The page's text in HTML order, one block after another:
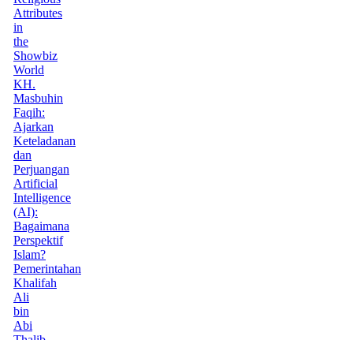
Attributes
in
the
Showbiz
World
KH.
Masbuhin
Faqih:
Ajarkan
Keteladanan
dan
Perjuangan
Artificial
Intelligence
(AI):
Bagaimana
Perspektif
Islam?
Pemerintahan
Khalifah
Ali
bin
Abi